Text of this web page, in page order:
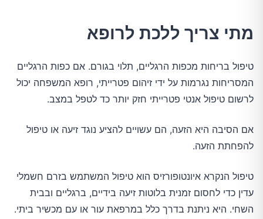
מתי צריך ללכת לרופא
טיפול בריחות מכפות הרגליים, תלוי בגורם. אם כפות הרגליים
המסריחות נגרמות על ידי זיהום פטרייתי, רופא המשפחה יכול
לרשום טיפול אנטי פטרייתי חזק יותר כד לטפל במצב.
אם הסיבה היא הזעה, הם עשויים להציע נוגד זיעה או טיפול
להפחתת הזעה.
טיפול הנקרא איונטופורזיס הוא טיפול המשתמש בזרם חשמלי
עדין כדי לחסום זמנית בלוטות זיעה בידיים, ברגליים ובבית
השחי. היא ניתנת בדרך כלל במרפאת עור או עם מכשיר ביתי.